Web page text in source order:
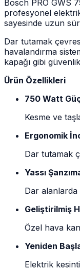
Bosch PRO GWS
profesyonel
sayesinde uzun
Dar tutamak
havalandırma
kapağı gibi
Ürün Özellikleri
750 Watt
Kesme ve
Ergonomik
Dar tutamak
Yassı
Dar alanlarda
Geliştirilmiş
Özel hava
Yeniden
Elektrik